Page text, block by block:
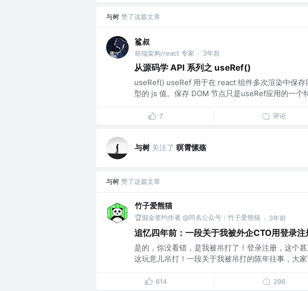
与树 赞了这篇文章
鲨叔
前端架构/react 专家 · 3年前
从源码学 API 系列之 useRef()
useRef() useRef 用于在 react 组件多次渲染中保
型的 js 值。保存 DOM 节点只是useRef应用的一个
7 评论
与树 关注了 暝霄愫殇
与树 赞了这篇文章
竹子爱熊猫
🏆掘金签约作者 @同名公众号：竹子爱熊猫 · 3年前
追忆四年前：一段关于我被外企CTO用登录
是的，你没看错，是我被吊打了！登录注册，这个
这玩意儿吊打！一段关于我被吊打的陈年往事，大
614 296